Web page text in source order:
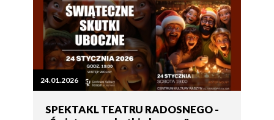
24.01.2026
SPEKTAKL TEATRU RADOSNEGO -